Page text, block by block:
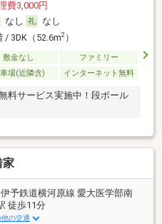
費3,000円
なし
なし
/ 3DK（52.6m2）
敷金なし
ファミリー
場(近隣含) インターネット無料
料サービス実施中！段ボール
伊予鉄道横河原線 愛大医学部南
徒歩11分
他の交通